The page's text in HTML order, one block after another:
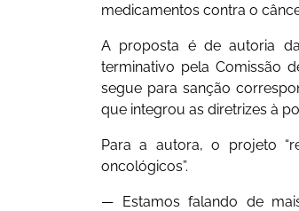
medicamentos contra o
A proposta é de autoria
terminativo pela Comissão
segue para sanção
que integrou as diretrizes à
Para a autora, o projeto
oncológicos”.
— Estamos falando de